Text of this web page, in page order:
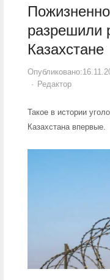
разрешили
Казахстане
Опубликовано:
Author
Редактор
Такое в истории
Казахстана впервые.